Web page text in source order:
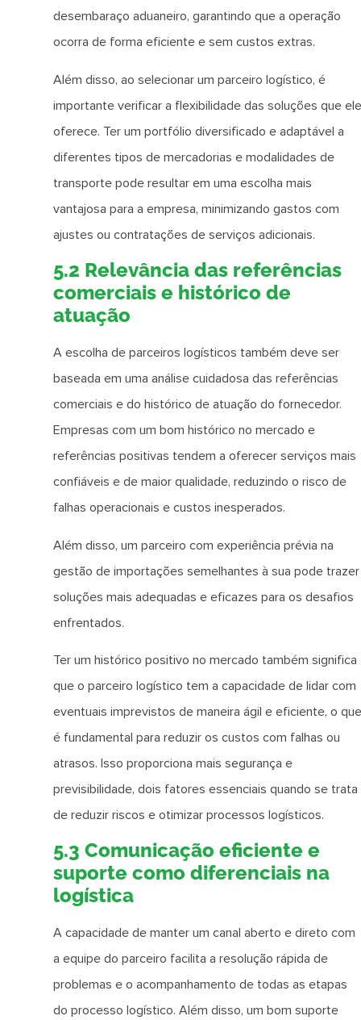
desembaraço aduaneiro, garantindo que a operação
ocorra de forma eficiente e sem custos extras.
Além disso, ao selecionar um parceiro logístico, é
importante verificar a flexibilidade das soluções que ele
oferece. Ter um portfólio diversificado e adaptável a
diferentes tipos de mercadorias e modalidades de
transporte pode resultar em uma escolha mais
vantajosa para a empresa, minimizando gastos com
ajustes ou contratações de serviços adicionais.
5.2 Relevância das referências
comerciais e histórico de
atuação
A escolha de parceiros logísticos também deve ser
baseada em uma análise cuidadosa das referências
comerciais e do histórico de atuação do fornecedor.
Empresas com um bom histórico no mercado e
referências positivas tendem a oferecer serviços mais
confiáveis e de maior qualidade, reduzindo o risco de
falhas operacionais e custos inesperados.
Além disso, um parceiro com experiência prévia na
gestão de importações semelhantes à sua pode trazer
soluções mais adequadas e eficazes para os desafios
enfrentados.
Ter um histórico positivo no mercado também significa
que o parceiro logístico tem a capacidade de lidar com
eventuais imprevistos de maneira ágil e eficiente, o que
é fundamental para reduzir os custos com falhas ou
atrasos. Isso proporciona mais segurança e
previsibilidade, dois fatores essenciais quando se trata
de reduzir riscos e otimizar processos logísticos.
5.3 Comunicação eficiente e
suporte como diferenciais na
logística
A capacidade de manter um canal aberto e direto com
a equipe do parceiro facilita a resolução rápida de
problemas e o acompanhamento de todas as etapas
do processo logístico. Além disso, um bom suporte